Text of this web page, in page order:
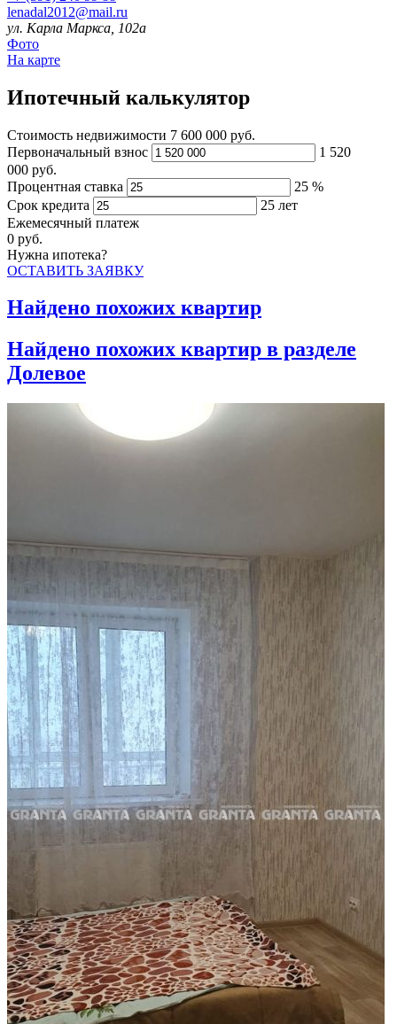
lenadal2012@mail.ru
ул. Карла Маркса, 102а
Фото
На карте
Ипотечный калькулятор
Стоимость недвижимости 7 600 000 руб.
Первоначальный взнос
1 520
000 руб.
Процентная ставка
25 %
Срок кредита
25 лет
Ежемесячный платеж
0 руб.
Нужна ипотека?
ОСТАВИТЬ ЗАЯВКУ
Найдено похожих квартир
Найдено похожих квартир в разделе
Долевое